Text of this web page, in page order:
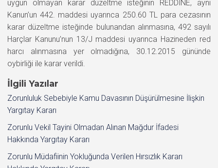
uygun olmayan karar düzeltme isteğinin REDDİNE, aynı
Kanun’un 442. maddesi uyarınca 250.60 TL para cezasının
karar düzeltme isteğinde bulunandan alınmasına, 492 sayılı
Harçlar Kanunu’nun 13/J maddesi uyarınca Hazineden red
harcı alınmasına yer olmadığına, 30.12.2015 gününde
oybirliği ile karar verildi.
İlgili Yazılar
Zorunluluk Sebebiyle Kamu Davasının Düşürülmesine İlişkin
Yargıtay Kararı
Zorunlu Vekil Tayini Olmadan Alınan Mağdur İfadesi
Hakkında Yargıtay Kararı
Zorunlu Müdafiinin Yokluğunda Verilen Hırsızlık Kararı